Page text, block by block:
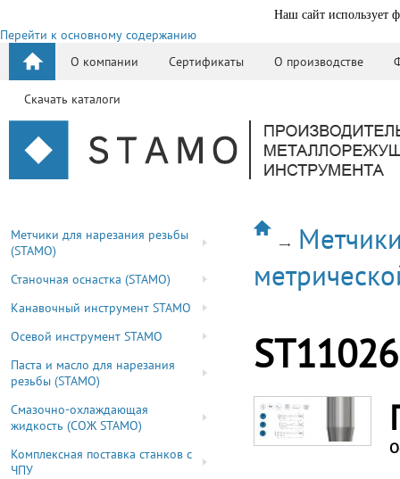
Наш сайт использует
Перейти к основному содержанию
О компании
Сертификаты О производстве
Скачать каталоги
Метчики для нарезания резьбы
(STAMO)
Станочная оснастка (STAMO)
Канавочный инструмент STAMO
Осевой инструмент STAMO
Паста и масло для нарезания
резьбы (STAMO)
Смазочно-охлаждающая
жидкость (СОЖ STAMO)
Комплексная поставка станков с
ЧПУ